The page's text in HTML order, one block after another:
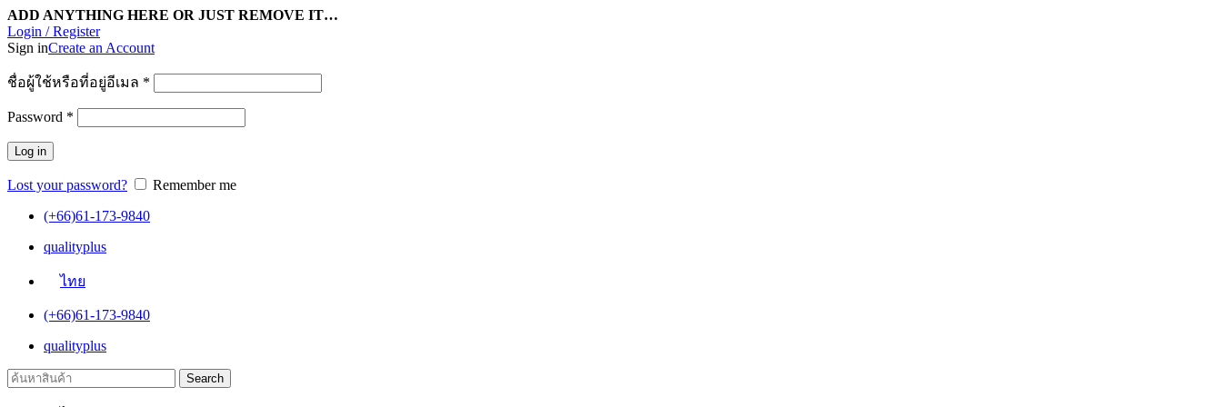
ADD ANYTHING HERE OR JUST REMOVE IT…
Login / Register
Sign inCreate an Account
ชื่อผู้ใช้หรือที่อยู่อีเมล *
Password *
Log in
Lost your password?
Remember me
(+66)61-173-9840
qualityplus
ไทย
(+66)61-173-9840
qualityplus
Search